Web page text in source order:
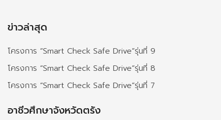
ข่าวล่าสุด
โครงการ “Smart Check Safe Drive”รุ่นที่ 9
โครงการ “Smart Check Safe Drive”รุ่นที่ 8
โครงการ “Smart Check Safe Drive”รุ่นที่ 7
อาชีวศึกษาจังหวัดตรัง